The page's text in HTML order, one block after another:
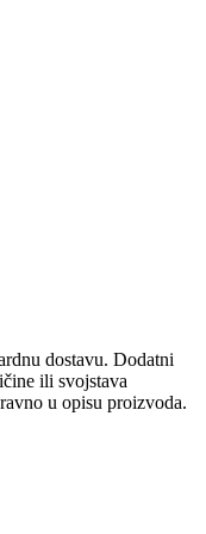
​​dostavu. Dodatni
ili svojstava
u opisu proizvoda.